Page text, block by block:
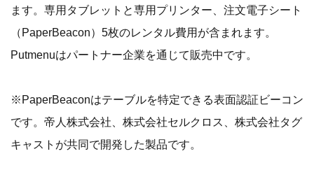
ます。専用タブレットと専用プリンター、注文電子シート
（PaperBeacon）5枚のレンタル費用が含まれます。
Putmenuはパートナー企業を通じて販売中です。
※PaperBeaconはテーブルを特定できる表面認証ビーコン
です。帝人株式会社、株式会社セルクロス、株式会社タグ
キャストが共同で開発した製品です。